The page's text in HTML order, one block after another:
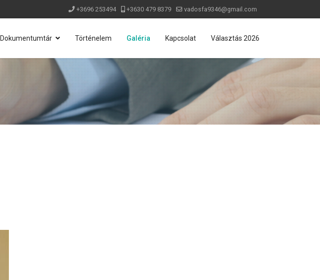
+3696 253494 +3630 479 8379 vadosfa9346@gmail.com
Dokumentumtár Történelem Galéria Kapcsolat Választás 2026